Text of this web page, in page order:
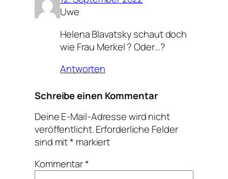
Uwe
Helena Blavatsky schaut doch
wie Frau Merkel ? Oder…?
Antworten
Schreibe einen Kommentar
Deine E-Mail-Adresse wird nicht
veröffentlicht.Erforderliche Felder
sind mit* markiert
Kommentar*